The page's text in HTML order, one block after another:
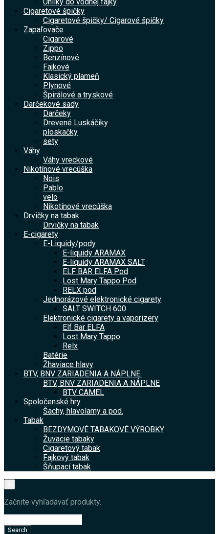
Cigaretové špičky
Cigaretové špičky/ Cigarové špičky
Zapaľovače
Cigarové
Zippo
Benzínové
Fajkové
Klasický plameň
Plynové
Špirálové a tryskové
Darčekové sady
Darčeky
Drevené Luskáčiky
ploskačky
sety
Váhy
Váhy vreckové
Nikotínové vrecúška
Nois
Pablo
velo
Nikotínové vrecúška
Drvičky na tabak
Drvičky na tabak
E-cigarety
E-Liquidy/pody
E-liquidy ARAMAX
E-liquidy ARAMAX SALT
ELF BAR ELFA Pod
Lost Mary Tappo Pod
RELX pod
Jednorázové elektronické cigarety
SALT SWITCH 600
Elektronické cigarety a vaporizery
Elf Bar ELFA
Lost Mary Tappo
Relx
Batérie
Žhaviace hlavy
BTV, BNV ZARIADENIA A NÁPLNE.
BTV, BNV ZARIADENIA A NÁPLNE
BTV CAMEL
Spoločenské hry
Šachy, hlavolamy a pod.
Tabak
BEZDYMOVÉ TABAKOVÉ VÝROBKY
Žuvacie tabaky
Cigaretový tabak
Fajkový tabak
Šňupací tabak
Začnite vyhľadávať produkty.